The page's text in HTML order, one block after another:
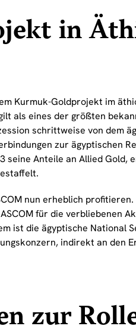
in
Kurmuk-Goldprojekt im
als eines der größten
schrittweise von dem
zur ägyptischen
seine Anteile an Allied Gold,
nun erheblich profitieren.
für die verbliebenen
ist die ägyptische National
indirekt an den
zur